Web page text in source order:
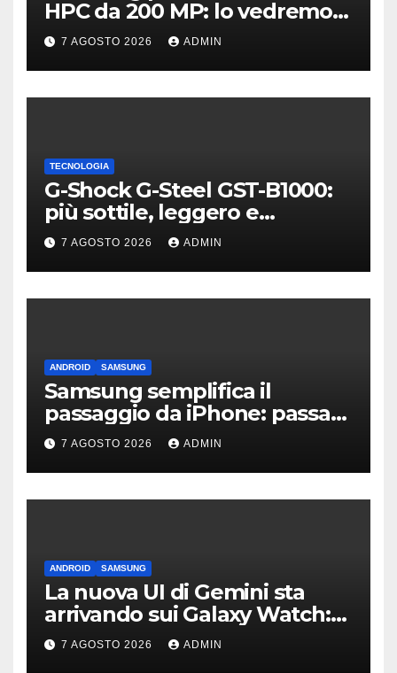
HPC da 200 MP: lo vedremo
sui Galaxy S27?
7 AGOSTO 2026 ADMIN
TECNOLOGIA
G-Shock G-Steel GST-B1000:
più sottile, leggero e
connesso
7 AGOSTO 2026 ADMIN
ANDROID SAMSUNG
Samsung semplifica il
passaggio da iPhone: passa
WhatsApp e c’è l’assistenza
7 AGOSTO 2026 ADMIN
ANDROID SAMSUNG
La nuova UI di Gemini sta
arrivando sui Galaxy Watch:
primi avvistamenti
7 AGOSTO 2026 ADMIN